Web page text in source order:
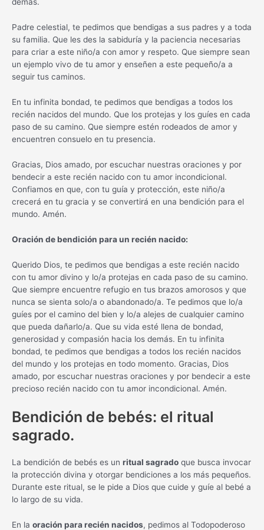
demás.
Padre celestial, te pedimos que bendigas a sus padres y a toda
su familia. Que les des la sabiduría y la paciencia necesarias
para criar a este niño/a con amor y respeto. Que siempre sean
un ejemplo vivo de tu amor y enseñen a este pequeño/a a
seguir tus caminos.
En tu infinita bondad, te pedimos que bendigas a todos los
recién nacidos del mundo. Que los protejas y los guíes en cada
paso de su camino. Que siempre estén rodeados de amor y
encuentren consuelo en tu presencia.
Gracias, Dios amado, por escuchar nuestras oraciones y por
bendecir a este recién nacido con tu amor incondicional.
Confiamos en que, con tu guía y protección, este niño/a
crecerá en tu gracia y se convertirá en una bendición para el
mundo. Amén.
Oración de bendición para un recién nacido:
Querido Dios, te pedimos que bendigas a este recién nacido
con tu amor divino y lo/a protejas en cada paso de su camino.
Que siempre encuentre refugio en tus brazos amorosos y que
nunca se sienta solo/a o abandonado/a. Te pedimos que lo/a
guíes por el camino del bien y lo/a alejes de cualquier camino
que pueda dañarlo/a. Que su vida esté llena de bondad,
generosidad y compasión hacia los demás. En tu infinita
bondad, te pedimos que bendigas a todos los recién nacidos
del mundo y los protejas en todo momento. Gracias, Dios
amado, por escuchar nuestras oraciones y por bendecir a este
precioso recién nacido con tu amor incondicional. Amén.
Bendición de bebés: el ritual
sagrado.
La bendición de bebés es un ritual sagrado que busca invocar
la protección divina y otorgar bendiciones a los más pequeños.
Durante este ritual, se le pide a Dios que cuide y guíe al bebé a
lo largo de su vida.
En la oración para recién nacidos, pedimos al Todopoderoso